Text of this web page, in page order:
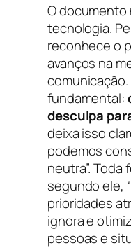
O documento
tecnologia.
reconhece o
avanços na
fundamental:
desculpa
deixa isso
podemos
neutra”.
segundo ele,
prioridades
ignora e
pessoas e